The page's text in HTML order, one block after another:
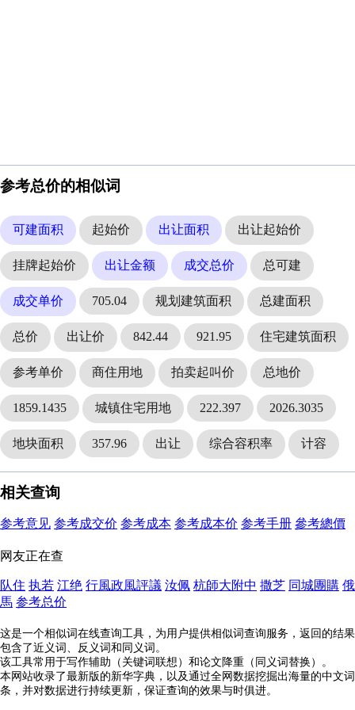
参考总价的相似词
可建面积 起始价 出让面积 出让起始价
挂牌起始价 出让金额 成交总价 总可建
成交单价 705.04 规划建筑面积 总建面积
总价 出让价 842.44 921.95 住宅建筑面积
参考单价 商住用地 拍卖起叫价 总地价
1859.1435 城镇住宅用地 222.397 2026.3035
地块面积 357.96 出让 综合容积率 计容
相关查询
参考意见 参考成交价 参考成本 参考成本价 参考手册 參考總價
网友正在查
队住 执若 江绝 行風政風評議 汝佩 杭師大附中 撒芝 同城團購 俄
馬 参考总价
这是一个相似词在线查询工具，为用户提供相似词查询服务，返回的结果
包含了近义词、反义词和同义词。
该工具常用于写作辅助（关键词联想）和论文降重（同义词替换）。
本网站收录了最新版的新华字典，以及通过全网数据挖掘出海量的中文词
条，并对数据进行持续更新，保证查询的效果与时俱进。